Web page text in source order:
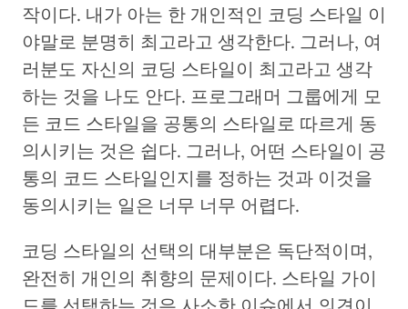
작이다. 내가 아는 한 개인적인 코딩 스타일 이
야말로 분명히 최고라고 생각한다. 그러나, 여
러분도 자신의 코딩 스타일이 최고라고 생각
하는 것을 나도 안다. 프로그래머 그룹에게 모
든 코드 스타일을 공통의 스타일로 따르게 동
의시키는 것은 쉽다. 그러나, 어떤 스타일이 공
통의 코드 스타일인지를 정하는 것과 이것을
동의시키는 일은 너무 너무 어렵다.
코딩 스타일의 선택의 대부분은 독단적이며,
완전히 개인의 취향의 문제이다. 스타일 가이